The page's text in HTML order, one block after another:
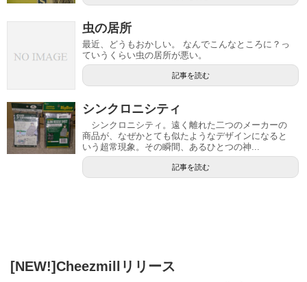
虫の居所
最近、どうもおかしい。 なんでこんなところに？っ
ていうくらい虫の居所が悪い。
記事を読む
シンクロニシティ
シンクロニシティ。遠く離れた二つのメーカーの
商品が、なぜかとても似たようなデザインになると
いう超常現象。その瞬間、あるひとつの神...
記事を読む
[NEW!]Cheezmillリリース